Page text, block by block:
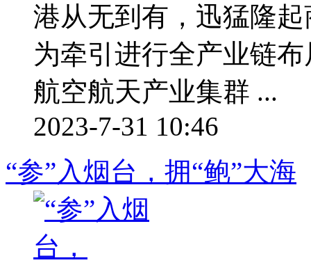
港从无到有，迅猛隆
为牵引进行全产业链
航空航天产业集群 ...
2023-7-31 10:46
“参”入烟台，拥“鲍”大海